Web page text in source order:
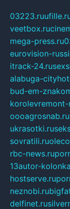
03223.ru
veetbox.ru
mega-press.ru
eurovision-
itrack-24.ru
alabuga-
bud-em-
korolevremont-
oooagrosnab.ru
ukrasotki.ru
sovratili.ru
rbc-news.ru
13autor-
hostserve.ru
neznobi.ru
delfinet.ru